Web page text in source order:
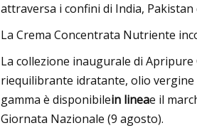
attraversa i confini di India, Pakistan
La Crema Concentrata Nutriente
La collezione inaugurale di
riequilibrante idratante, olio vergine
gamma è disponibilein lineae il
Giornata Nazionale (9 agosto).